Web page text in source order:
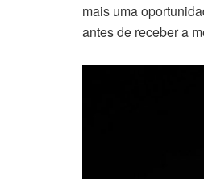
mais uma
antes de receber a